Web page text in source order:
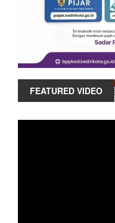
FEATURED VIDEO